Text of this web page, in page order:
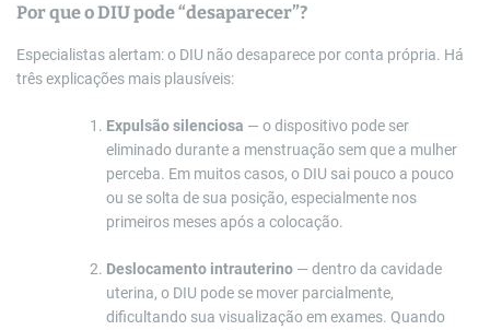
Por que o DIU pode “desaparecer”?
Especialistas alertam: o DIU não desaparece por conta própria. Há
três explicações mais plausíveis:
Expulsão silenciosa — o dispositivo pode ser
eliminado durante a menstruação sem que a mulher
perceba. Em muitos casos, o DIU sai pouco a pouco
ou se solta de sua posição, especialmente nos
primeiros meses após a colocação.
Deslocamento intrauterino — dentro da cavidade
uterina, o DIU pode se mover parcialmente,
dificultando sua visualização em exames. Quando